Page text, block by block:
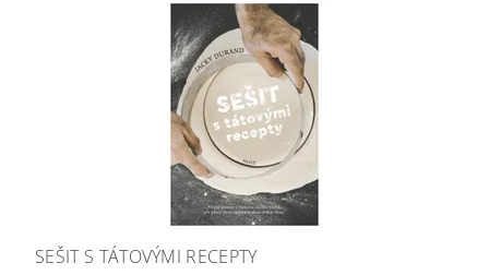
SEŠIT S TÁTOVÝMI RECEPTY